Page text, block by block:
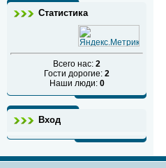
Статистика
Всего нас: 2
Гости дорогие: 2
Наши люди: 0
Вход